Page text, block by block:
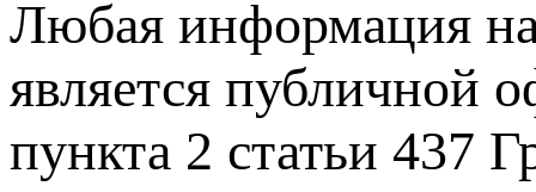
Любая информация на
является публичной
пункта 2 статьи 437